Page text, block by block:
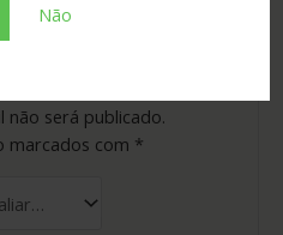
Não
não será publicado.
marcados com *